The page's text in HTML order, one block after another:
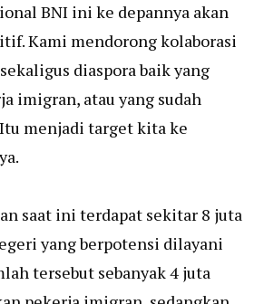
BNI ini ke depannya akan
Kami mendorong kolaborasi
diaspora baik yang
imigran, atau yang sudah
menjadi target kita ke
saat ini terdapat sekitar 8 juta
yang berpotensi dilayani
tersebut sebanyak 4 juta